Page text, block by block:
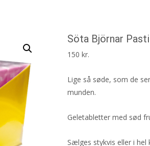
Söta Björnar
150 kr.
Lige så søde, som de
munden.
Geletabletter med sød
Sælges stykvis eller i hel